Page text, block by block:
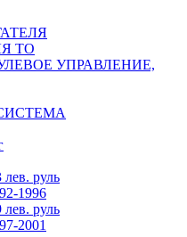
ТО
УПРАВЛЕНИЕ,
руль
1996
руль
2001